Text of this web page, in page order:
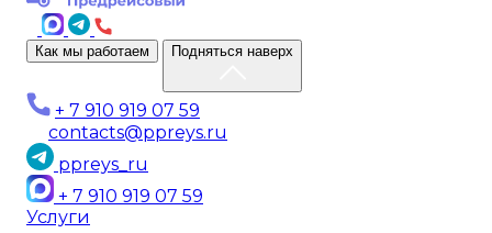
Как мы работаем Подняться наверх
+ 7 910 919 07 59
contacts@ppreys.ru
ppreys_ru
+ 7 910 919 07 59
Услуги